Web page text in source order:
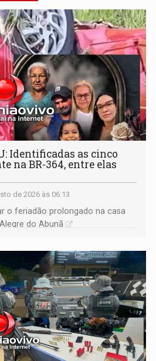
Identificadas as cinco
na BR-364, entre elas
de 2026 às 06:13
o feriadão prolongado na casa
do Abunã